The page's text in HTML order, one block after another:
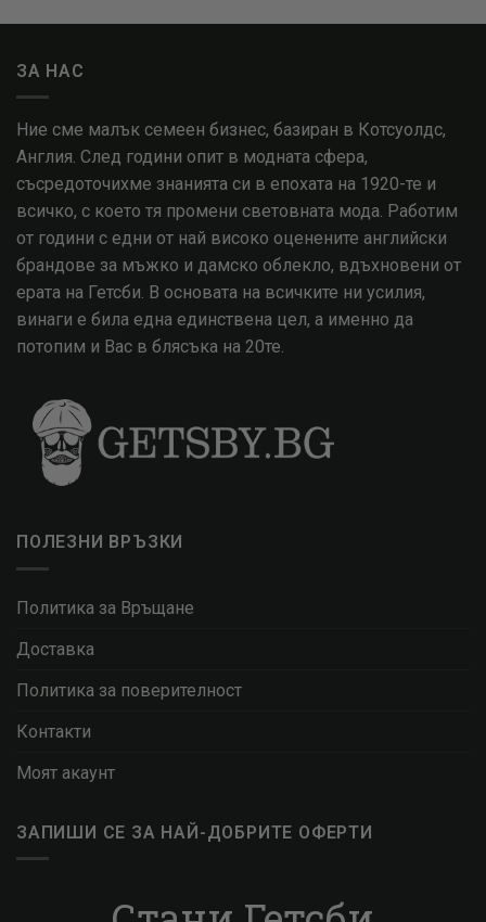
ЗА НАС
Ние сме малък семеен бизнес, базиран в Котсуолдс,
Англия. След години опит в модната сфера,
съсредоточихме знанията си в епохата на 1920-те и
всичко, с което тя промени световната мода. Работим
от години с едни от най високо оценените английски
брандове за мъжко и дамско облекло, вдъхновени от
ерата на Гетсби. В основата на всичките ни усилия,
винаги е била една единствена цел, а именно да
потопим и Вас в блясъка на 20те.
ПОЛЕЗНИ ВРЪЗКИ
Политика за Връщане
Доставка
Политика за поверителност
Контакти
Моят акаунт
ЗАПИШИ СЕ ЗА НАЙ-ДОБРИТЕ ОФЕРТИ